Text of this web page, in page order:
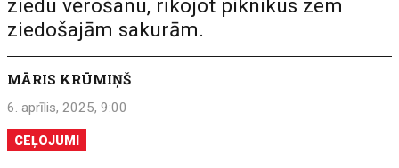
ziedu vērošanu, rīkojot piknikus zem
ziedošajām sakurām.
MĀRIS KRŪMIŅŠ
6. aprīlis, 2025, 9:00
CEĻOJUMI